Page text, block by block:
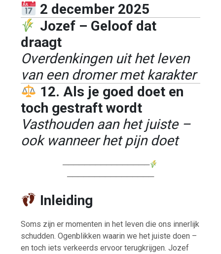
2 december 2025
Jozef – Geloof dat
draagt
Overdenkingen uit het leven
van een dromer met karakter
12. Als je goed doet en
toch gestraft wordt
Vasthouden aan het juiste –
ook wanneer het pijn doet
────────────────
────────────────
Inleiding
Soms zijn er momenten in het leven die ons innerlijk
schudden. Ogenblikken waarin we het juiste doen –
en toch iets verkeerds ervoor terugkrijgen. Jozef